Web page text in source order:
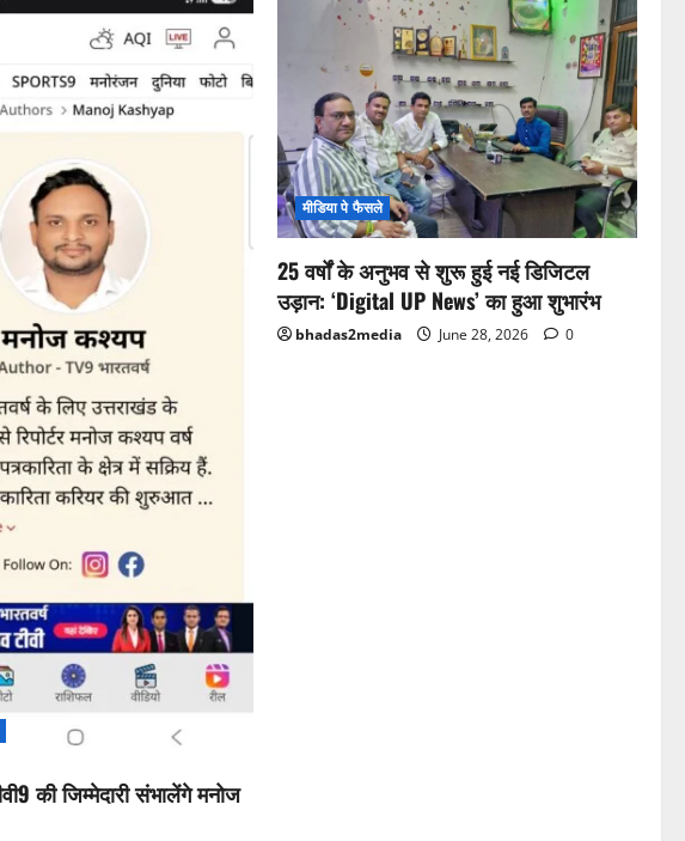
की जिम्मेदारी संभालेंगे मनोज
मीडिया पे फैसले
25 वर्षों के अनुभव से शुरू हुई नई डिजिटल
उड़ान: ‘Digital UP News’ का हुआ शुभारंभ
bhadas2media June 28, 2026 0